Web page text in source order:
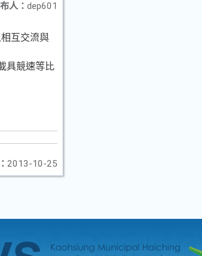
人： dep601
互交流與
具競速等比
2013-10-25